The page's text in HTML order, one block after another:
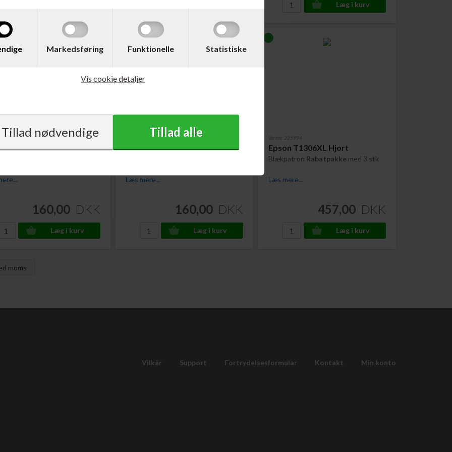
Markedsføring Funktionelle Statistiske
Vis cookie detaljer
T1303XL Hjort
160,00 DKK
Varenr. 225993
Epson T1304XL Hjort
Læs mere...
160,00 DKK
Varenr. 225994
Epson T1306XL Hjort
Blækpatron Rabatpakke med 3 stk
Læs mere...
457,00 DKK
moms
Vilkår Support Fortrydelsesformular Kontakt Min konto